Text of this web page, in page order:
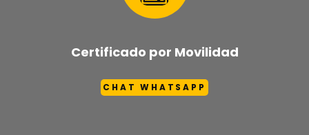
Certificado por Movilidad
CHAT WHATSAPP